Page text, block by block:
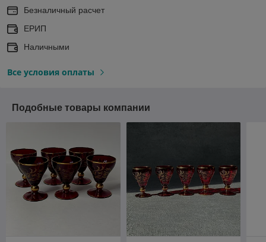
Безналичный расчет
ЕРИП
Наличными
Все условия оплаты
Подобные товары компании